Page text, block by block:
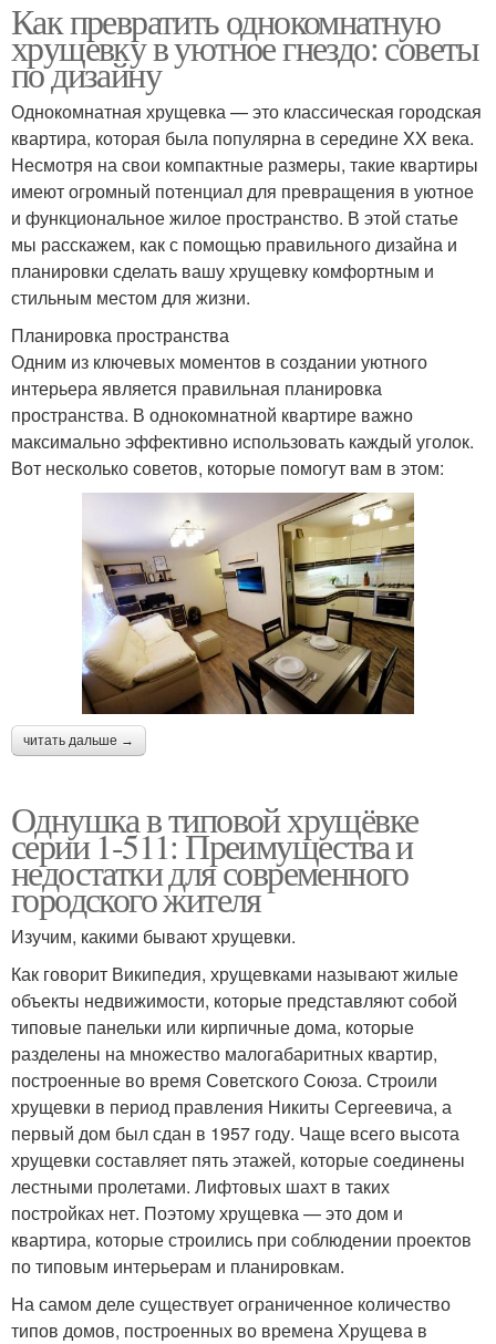
Как превратить однокомнатную
хрущевку в уютное гнездо: советы
по дизайну
Однокомнатная хрущевка — это классическая городская
квартира, которая была популярна в середине XX века.
Несмотря на свои компактные размеры, такие квартиры
имеют огромный потенциал для превращения в уютное
и функциональное жилое пространство. В этой статье
мы расскажем, как с помощью правильного дизайна и
планировки сделать вашу хрущевку комфортным и
стильным местом для жизни.
Планировка пространства
Одним из ключевых моментов в создании уютного
интерьера является правильная планировка
пространства. В однокомнатной квартире важно
максимально эффективно использовать каждый уголок.
Вот несколько советов, которые помогут вам в этом:
читать дальше →
Однушка в типовой хрущёвке
серии 1-511: Преимущества и
недостатки для современного
городского жителя
Изучим, какими бывают хрущевки.
Как говорит Википедия, хрущевками называют жилые
объекты недвижимости, которые представляют собой
типовые панельки или кирпичные дома, которые
разделены на множество малогабаритных квартир,
построенные во время Советского Союза. Строили
хрущевки в период правления Никиты Сергеевича, а
первый дом был сдан в 1957 году. Чаще всего высота
хрущевки составляет пять этажей, которые соединены
лестными пролетами. Лифтовых шахт в таких
постройках нет. Поэтому хрущевка — это дом и
квартира, которые строились при соблюдении проектов
по типовым интерьерам и планировкам.
На самом деле существует ограниченное количество
типов домов, построенных во времена Хрущева в